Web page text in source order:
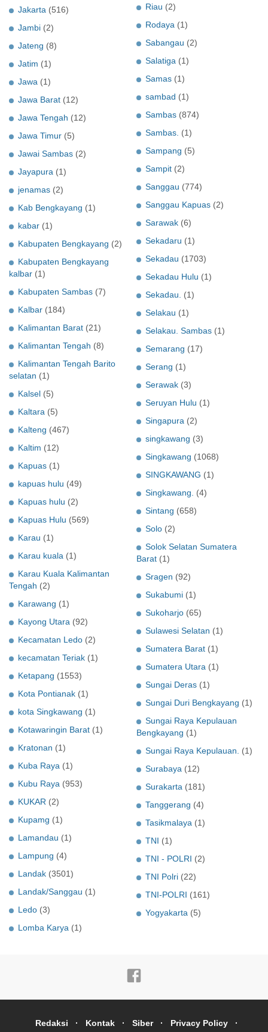
Jakarta (516)
Jambi (2)
Jateng (8)
Jatim (1)
Jawa (1)
Jawa Barat (12)
Jawa Tengah (12)
Jawa Timur (5)
Jawai Sambas (2)
Jayapura (1)
jenamas (2)
Kab Bengkayang (1)
kabar (1)
Kabupaten Bengkayang (2)
Kabupaten Bengkayang
kalbar (1)
Kabupaten Sambas (7)
Kalbar (184)
Kalimantan Barat (21)
Kalimantan Tengah (8)
Kalimantan Tengah Barito
selatan (1)
Kalsel (5)
Kaltara (5)
Kalteng (467)
Kaltim (12)
Kapuas (1)
kapuas hulu (49)
Kapuas hulu (2)
Kapuas Hulu (569)
Karau (1)
Karau kuala (1)
Karau Kuala Kalimantan
Tengah (2)
Karawang (1)
Kayong Utara (92)
Kecamatan Ledo (2)
kecamatan Teriak (1)
Ketapang (1553)
Kota Pontianak (1)
kota Singkawang (1)
Kotawaringin Barat (1)
Kratonan (1)
Kuba Raya (1)
Kubu Raya (953)
KUKAR (2)
Kupamg (1)
Lamandau (1)
Lampung (4)
Landak (3501)
Landak/Sanggau (1)
Ledo (3)
Lomba Karya (1)
Riau (2)
Rodaya (1)
Sabangau (2)
Salatiga (1)
Samas (1)
sambad (1)
Sambas (874)
Sambas. (1)
Sampang (5)
Sampit (2)
Sanggau (774)
Sanggau Kapuas (2)
Sarawak (6)
Sekadaru (1)
Sekadau (1703)
Sekadau Hulu (1)
Sekadau. (1)
Selakau (1)
Selakau. Sambas (1)
Semarang (17)
Serang (1)
Serawak (3)
Seruyan Hulu (1)
Singapura (2)
singkawang (3)
Singkawang (1068)
SINGKAWANG (1)
Singkawang. (4)
Sintang (658)
Solo (2)
Solok Selatan Sumatera
Barat (1)
Sragen (92)
Sukabumi (1)
Sukoharjo (65)
Sulawesi Selatan (1)
Sumatera Barat (1)
Sumatera Utara (1)
Sungai Deras (1)
Sungai Duri Bengkayang (1)
Sungai Raya Kepulauan
Bengkayang (1)
Sungai Raya Kepulauan. (1)
Surabaya (12)
Surakarta (181)
Tanggerang (4)
Tasikmalaya (1)
TNI (1)
TNI - POLRI (2)
TNI Polri (22)
TNI-POLRI (161)
Yogyakarta (5)
Redaksi Kontak Siber Privacy Policy